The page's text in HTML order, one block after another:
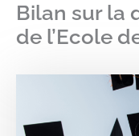
Bilan sur la
de l’Ecole